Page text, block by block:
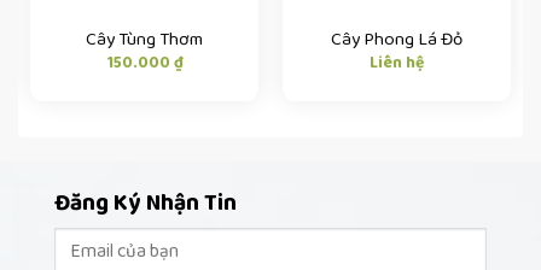
Cây Tùng Thơm
150.000₫
Cây Phong Lá Đỏ
Liên hệ
Đăng Ký Nhận Tin